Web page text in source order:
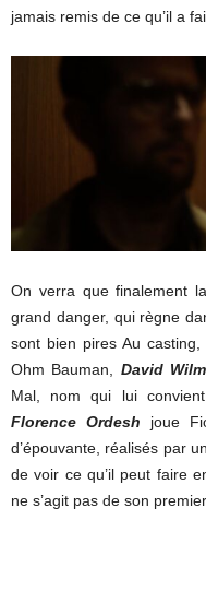
jamais remis de ce qu’il a
On verra que finalement
grand danger, qui règne
sont bien pires Au casting,
Ohm Bauman, David
Mal, nom qui lui convient
Florence Ordesh joue
d’épouvante, réalisés par
de voir ce qu’il peut faire
ne s’agit pas de son